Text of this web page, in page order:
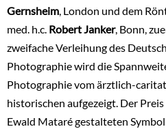
Gernsheim, London und dem
med. h.c. Robert Janker, Bonn,
zweifache Verleihung des
Photographie wird die
Photographie vom ärztlich-
historischen aufgezeigt. Der
Ewald Mataré gestalteten